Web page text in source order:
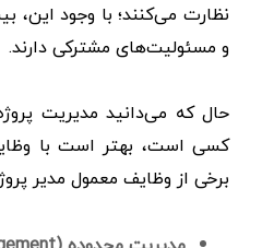
نظارت می‌کنند؛ با وجود این،
و مسئولیت‌های مشترکی دارند.
حال که می‌دانید مدیریت
کسی است، بهتر است با
برخی از وظایف معمول مدیر